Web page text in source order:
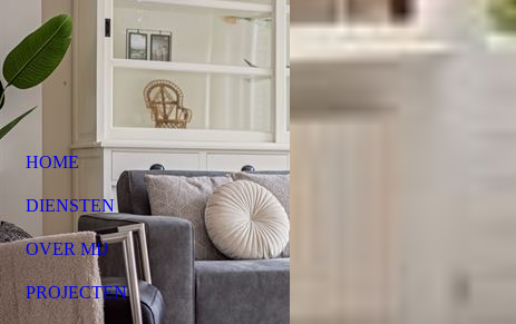
HOME
DIENSTEN
OVER MIJ
PROJECTEN